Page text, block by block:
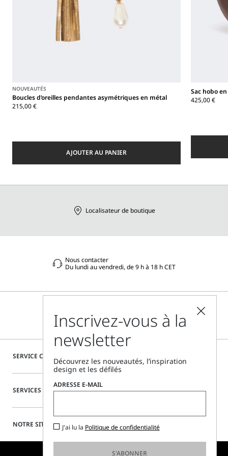
NOUVEAUTÉS
Boucles d’oreilles pendantes asymétriques en métal
215,00 €
AJOUTER AU PANIER
Sac hobo
425,00 €
SERVICE CLIENTÈLE
SERVICES SPÉCIAUX
NOTRE SITE
Localisateur de boutique
Nous contacter
Du lundi au vendredi, de 9 h à 18 h CET
Inscrivez-vous à la
newsletter
Découvrez les nouveautés, l’inspiration
design et les défilés
ADRESSE E-MAIL
J'ai lu la Politique de confidentialité
S'ABONNER